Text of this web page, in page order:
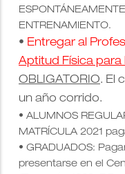
ENTRENAMIENTO.
• Entregar al
Aptitud Física para
OBLIGATORIO. El
un año corrido.
• ALUMNOS
MATRÍCULA 2021
• GRADUADOS:
presentarse en el